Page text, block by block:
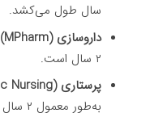
سال طول می‌کشد.
داروسازی (MPharm)
۲ سال است.
پرستاری (MSc Nursing)
به‌طور معمول ۲ سال طول می‌کشد.